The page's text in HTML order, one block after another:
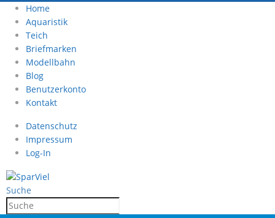
Home
Aquaristik
Teich
Briefmarken
Modellbahn
Blog
Benutzerkonto
Kontakt
Datenschutz
Impressum
Log-In
Suche